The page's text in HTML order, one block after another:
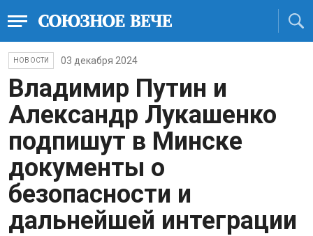
НОВОСТИ 03 декабря 2024
Владимир Путин и
Александр Лукашенко
подпишут в Минске
документы о
безопасности и
дальнейшей интеграции